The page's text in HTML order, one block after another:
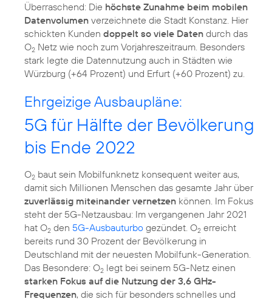
Überraschend: Die höchste Zunahme beim mobilen
Datenvolumen verzeichnete die Stadt Konstanz. Hier
schickten Kunden doppelt so viele Daten durch das
O2 Netz wie noch zum Vorjahreszeitraum. Besonders
stark legte die Datennutzung auch in Städten wie
Ehrgeizige Ausbaupläne:
5G für Hälfte der Bevölkerung
bis Ende 2022
O2 baut sein Mobilfunknetz konsequent weiter aus,
damit sich Millionen Menschen das gesamte Jahr über
zuverlässig miteinander vernetzen können. Im Fokus
steht der 5G-Netzausbau: Im vergangenen Jahr 2021
hat O2 den 5G-Ausbauturbo gezündet. O2 erreicht
bereits rund 30 Prozent der Bevölkerung in
Deutschland mit der neuesten Mobilfunk-Generation.
Das Besondere: O2 legt bei seinem 5G-Netz einen
starken Fokus auf die Nutzung der 3,6 GHz-
Frequenzen, die sich für besonders schnelles und